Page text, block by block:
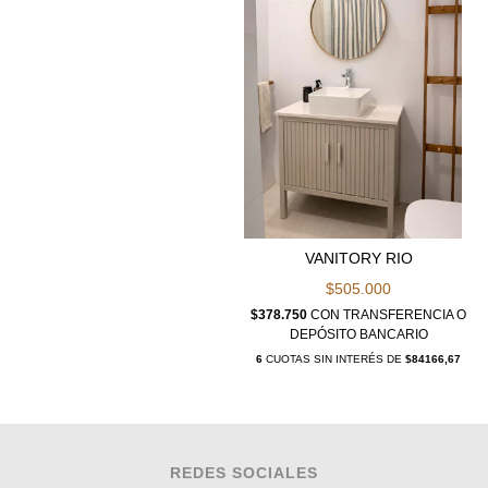
VANITORY RIO
$505.000
$378.750CON TRANSFERENCIA O
DEPÓSITO BANCARIO
6 CUOTAS SIN INTERÉS DE$84166,67
REDES SOCIALES